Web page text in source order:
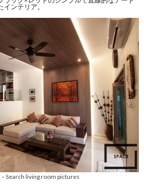
ンテリア。
–Search living room pictures